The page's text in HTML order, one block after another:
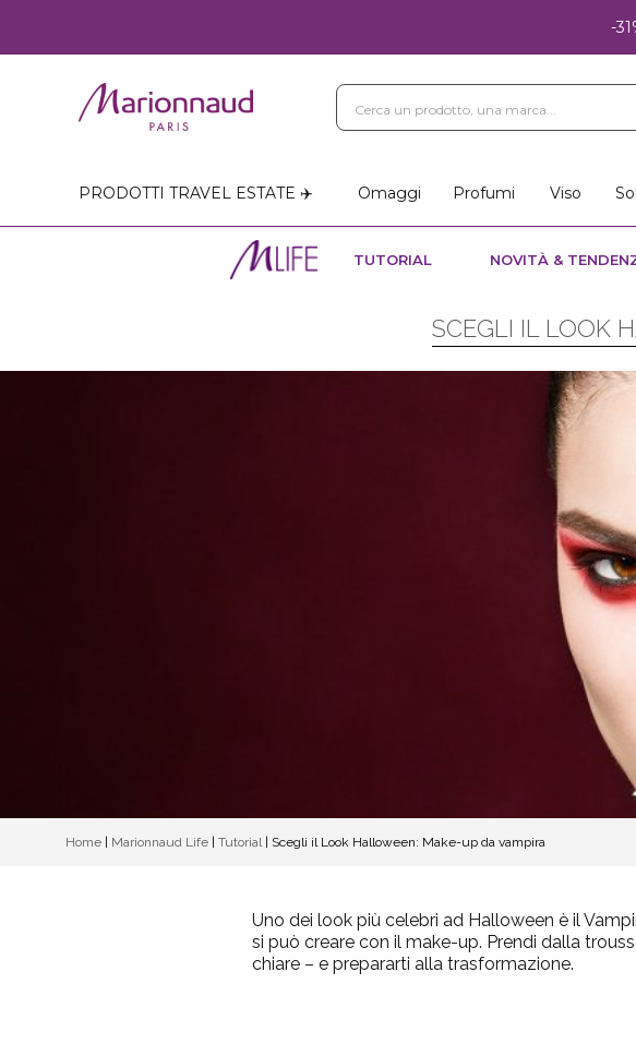
-
PRODOTTI TRAVEL ESTATE ✈️ Omaggi Profumi Viso
TUTORIAL NOVITÀ &
SCEGLI IL LOOK
Home Marionnaud Life Tutorial| Scegli il Look Halloween: Make-up da vampira
Uno dei look più celebri ad Halloween è il
si può creare con il make-up. Prendi dalla
chiare – e prepararti alla trasformazione.